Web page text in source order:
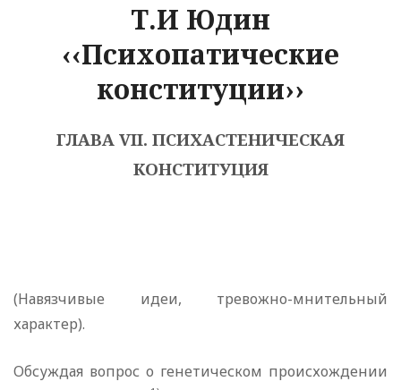
Т.И Юдин
‹‹Психопатические
конституции››
ГЛАВА VII. ПСИХАСТЕНИЧЕСКАЯ
КОНСТИТУЦИЯ
(Навязчивые идеи, тревожно-мнительный
характер).
Обсуждая вопрос о генетическом происхождении